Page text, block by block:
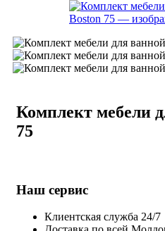
Комплект мебели
75
Наш сервис
Клиентская служба 24/7